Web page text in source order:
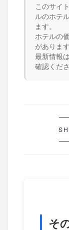
このサイ
ルのホテ
ます。
ホテルの
があります
最新情報
確認くださ
そ